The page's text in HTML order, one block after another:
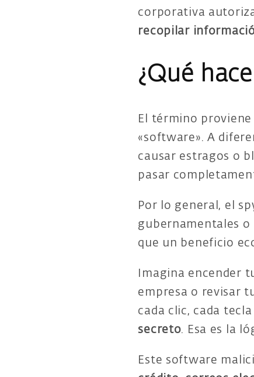
corporativa
recopilar
¿Qué
El término proviene
«software». A
causar estragos o
pasar
Por lo general, el
gubernamentales
que un beneficio
Imagina encender
empresa o revisar
cada clic, cada
secreto. Esa es la
Este software